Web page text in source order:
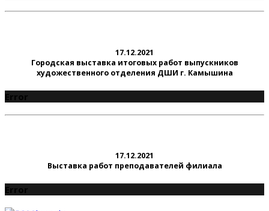
17.12.2021
Городская выставка итоговых работ выпускников
художественного отделения ДШИ г. Камышина
Error
17.12.2021
Выставка работ преподавателей филиала
Error